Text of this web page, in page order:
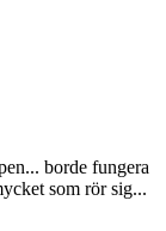
borde fungera
som rör sig...